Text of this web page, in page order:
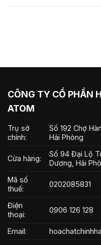
CÔNG TY CỔ PHẦN
ATOM
Trụ sở
chính:
Số 192 Chợ
Hải Phòng
Cửa hàng:
Số 94 Đại Lộ
Dương, Hải
Mã số
thuế:
0202085831
Điện
thoại:
0906 126 128
Email: